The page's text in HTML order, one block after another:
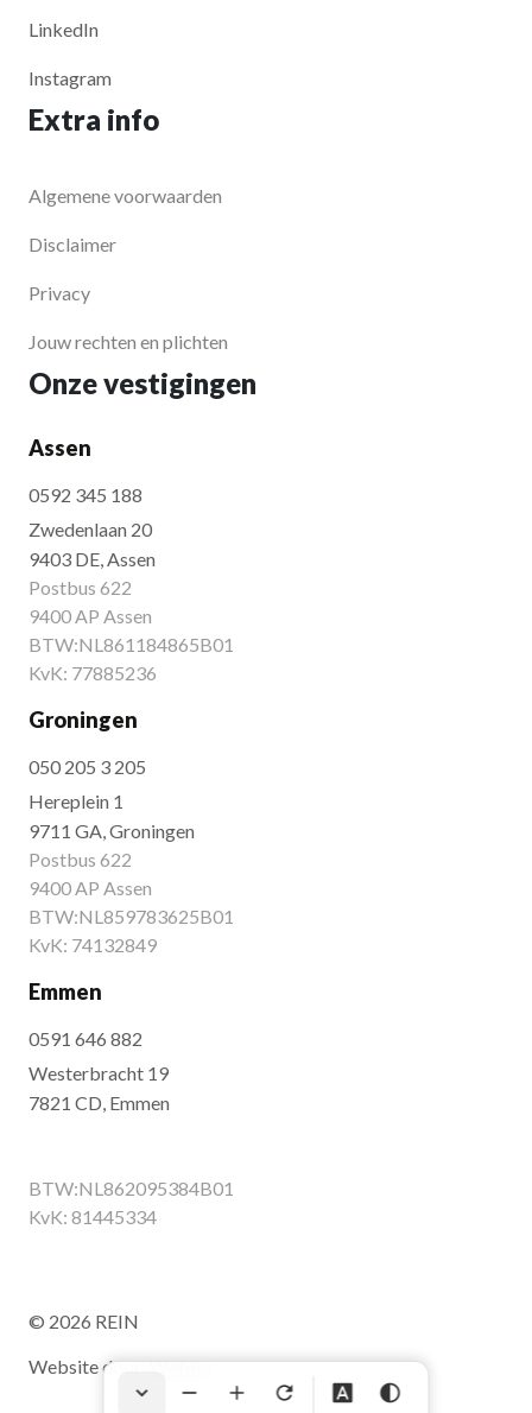
LinkedIn
Instagram
Extra info
Algemene voorwaarden
Disclaimer
Privacy
Jouw rechten en plichten
Onze vestigingen
Assen
0592 345 188
Zwedenlaan 20
9403 DE, Assen
Postbus 622
9400 AP Assen
BTW:NL861184865B01
KvK: 77885236
Groningen
050 205 3 205
Hereplein 1
9711 GA, Groningen
Postbus 622
9400 AP Assen
BTW:NL859783625B01
KvK: 74132849
Emmen
0591 646 882
Westerbracht 19
7821 CD, Emmen
BTW:NL862095384B01
KvK: 81445334
© 2026 REIN
Website door:Webba